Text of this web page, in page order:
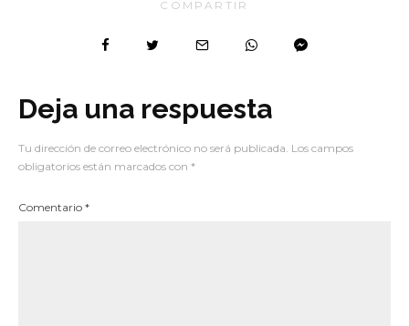
COMPARTIR
Deja una respuesta
Tu dirección de correo electrónico no será publicada. Los campos
obligatorios están marcados con *
Comentario *